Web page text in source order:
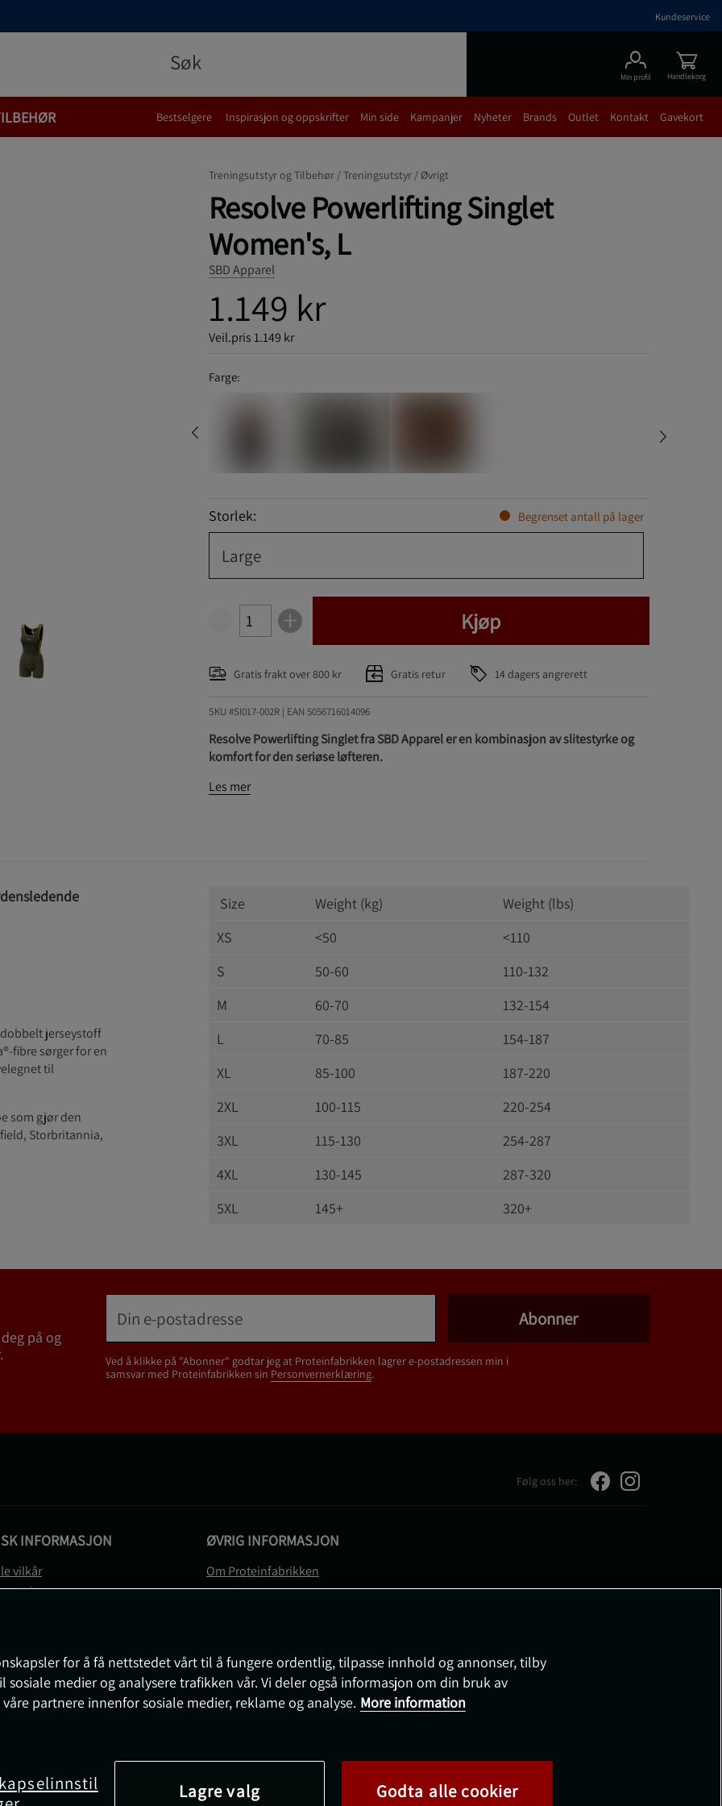
Kundeservice
Min profil Handlekorg
Bestselgere Inspirasjon og oppskrifter Min side Kampanjer Nyheter Brands Outlet Kontakt Gavekort
Treningsutstyr og Tilbehør /Treningsutstyr / Øvrigt
Resolve Powerlifting Singlet
Women's, L
SBD Apparel
1.149 kr
Veil.pris1.149 kr
Farge:
Storlek: Begrenset antall på lager
Large
Kjøp
Gratis frakt over 800 kr Gratis retur 14 dagers angrerett
SKU #SI017-002R | EAN 5056716014096
Resolve Powerlifting Singlet fra SBD Apparel er en kombinasjon av slitestyrke og
komfort for den seriøse løfteren.
Les mer
jerseystoff
fibre sørger for en
til
som gjør den
Storbritannia,
Size Weight (kg)
Weight (lbs)
XS
<50
<110
S
50-60
110-132
M
60-70
132-154
L
70-85
154-187
XL
85-100
187-220
2XL
100-115
220-254
3XL
115-130
254-287
4XL
130-145
287-320
5XL
145+ 320+
på og
Ved å klikke på "Abonner" godtar jeg at Proteinfabrikken lagrer e-postadressen min i
samsvar med Proteinfabrikken sin Personvernerklæring.
Abonner
Følg oss her:
INFORMASJON
vilkår
om angrerett og reklamasjon
ØVRIG INFORMASJON
Om Proteinfabrikken
Gavekort
for å få nettstedet vårt til å fungere ordentlig, tilpasse innhold og annonser, tilby
medier og analysere trafikken vår. Vi deler også informasjon om din bruk av
partnere innenfor sosiale medier, reklame og analyse. More information
Lagre valg Godta alle cookier